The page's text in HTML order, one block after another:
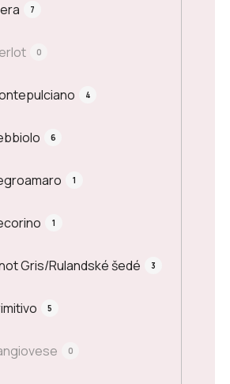
7
0
4
6
1
1
Gris/Rulandské šedé 3
5
0